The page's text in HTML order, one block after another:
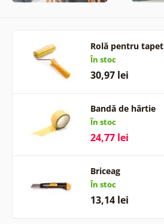
Rolă pentru tapet
În stoc
30,97 lei
Bandă de hârtie
În stoc
24,77 lei
Briceag
În stoc
13,14 lei